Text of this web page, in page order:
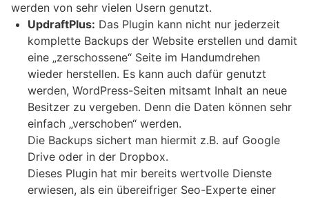
werden von sehr vielen Usern genutzt.
UpdraftPlus: Das Plugin kann nicht nur jederzeit
komplette Backups der Website erstellen und damit
eine „zerschossene“ Seite im Handumdrehen
wieder herstellen. Es kann auch dafür genutzt
werden, WordPress-Seiten mitsamt Inhalt an neue
Besitzer zu vergeben. Denn die Daten können sehr
einfach „verschoben“ werden.
Die Backups sichert man hiermit z.B. auf Google
Drive oder in der Dropbox.
Dieses Plugin hat mir bereits wertvolle Dienste
erwiesen, als ein übereifriger Seo-Experte einer